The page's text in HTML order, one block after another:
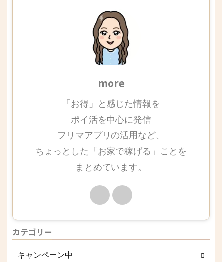
more
「お得」と感じた情報を
ポイ活を中心に発信
フリマアプリの活用など、
ちょっとした「お家で稼げる」ことを
まとめています。
カテゴリー
キャンペーン中